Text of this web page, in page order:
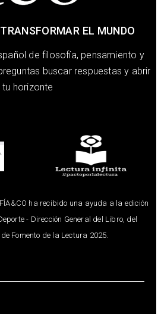
EL MUNDO
de filosofía, pensamiento y
buscar respuestas y abrir
tu horizonte
ha recibido una ayuda a la edición
- Dirección General del Libro, del
Fomento de la Lectura 2025.